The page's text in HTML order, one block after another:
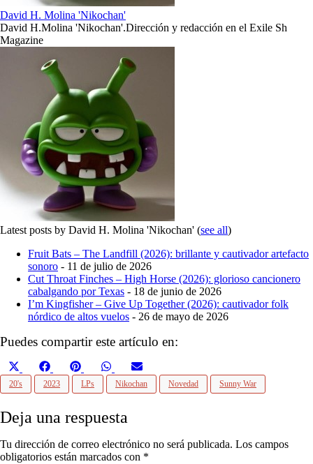
David H. Molina 'Nikochan'
David H.Molina 'Nikochan'.Dirección y redacción en el Exile Sh
Magazine
Latest posts by David H. Molina 'Nikochan' (see all)
Fruit Bats – The Landfill (2026): brillante y cautivador artefacto
sonoro - 11 de julio de 2026
Cut Throat Finches – High Horse (2026): glorioso cancionero
cabalgando por Texas - 18 de junio de 2026
I’m Kingfisher – Give Up Together (2026): cautivador folk
nórdico de altos vuelos - 26 de mayo de 2026
Puedes compartir este artículo en:
Compartir
en
(Twitter)
Compartir
en
FacebookCompartir
en
Pinterest Compartir
en
WhatsAppCompartir
en
20's 2023 LPs Nikochan Novedad Sunny War
Deja una respuesta
Tu dirección de correo electrónico no será publicada. Los campos
obligatorios están marcados con *